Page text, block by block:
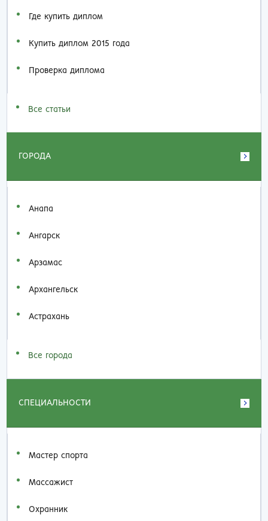
Где купить диплом
Купить диплом 2015 года
Проверка диплома
Все статьи
ГОРОДА
Анапа
Ангарск
Арзамас
Архангельск
Астрахань
Все города
СПЕЦИАЛЬНОСТИ
Мастер спорта
Массажист
Охранник